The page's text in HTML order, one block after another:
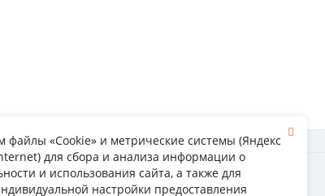
Информация
файлы «Cookie» и метрические системы (Яндекс
для сбора и анализа информации о
и использования сайта, а также для
настройки предоставления